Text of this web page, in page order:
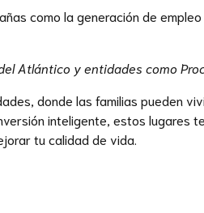
como la generación de
Atlántico y entidades como
donde las familias pueden
inteligente, estos lugares
tu calidad de vida.